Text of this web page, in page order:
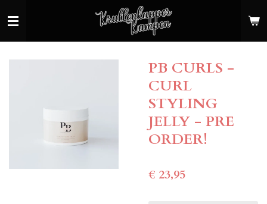
direct
PB CURLS -
CURL
STYLING
JELLY - PRE
ORDER!
€ 23,95